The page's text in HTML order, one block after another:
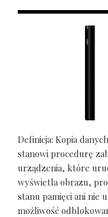
Definicja: Kopia
stanowi procedurę
urządzenia, które
wyświetla obrazu,
stanu pamięci ani nie
możliwość